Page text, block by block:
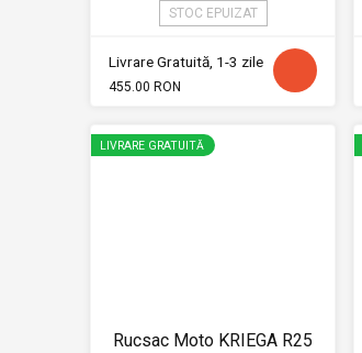
STOC EPUIZAT
Livrare Gratuită, 1-3 zile
455.00 RON
LIVRARE GRATUITĂ
Rucsac Moto KRIEGA R25